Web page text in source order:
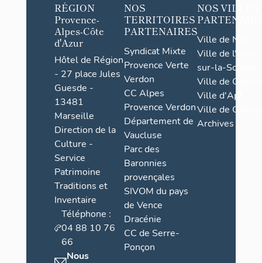
RÉGION
Provence-
Alpes-Côte
d'Azur
Hôtel de Région
- 27 place Jules
Guesde -
13481
Marseille
Direction de la
Culture -
Service
Patrimoine
Traditions et
Inventaire
Téléphone :
04 88 10 76
66
Nous
NOS
TERRITOIRES
PARTENAIRES
Syndicat Mixte
Provence Verte
Verdon
CC Alpes
Provence Verdon
Département de
Vaucluse
Parc des
Baronnies
provençales
SIVOM du pays
de Vence
Dracénie
CC de Serre-
Ponçon
NOS VILLES
Ville de Nice
Ville de l'Isle-
sur-la-Sorgue
Ville de Grasse
Ville d'Apt
Ville de
Archives